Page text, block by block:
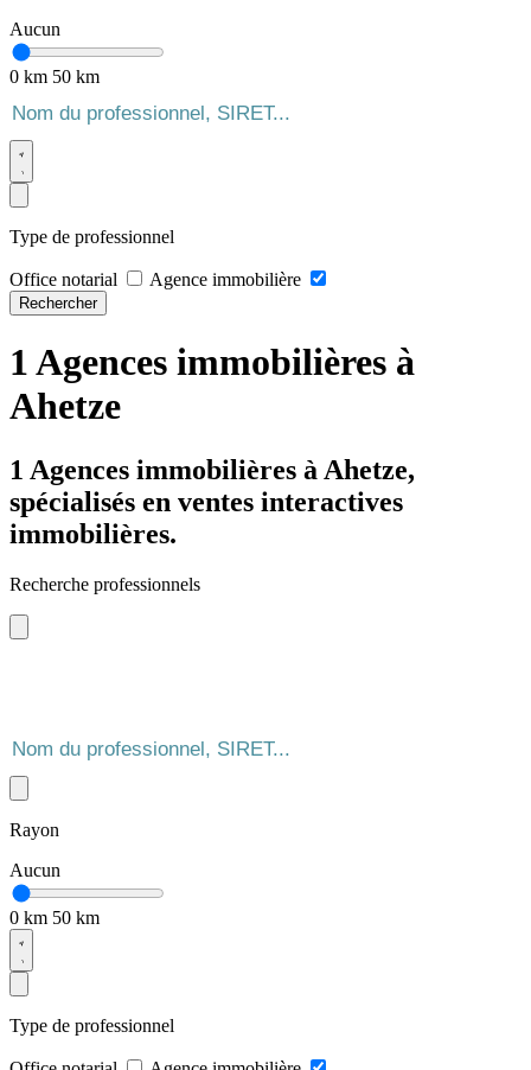
Aucun
0 km 50 km
Type de professionnel
Office notarial Agence immobilière
Rechercher
1 Agences immobilières à
Ahetze
1 Agences immobilières à Ahetze,
spécialisés en ventes interactives
immobilières.
Recherche professionnels
Rayon
Aucun
0 km 50 km
Type de professionnel